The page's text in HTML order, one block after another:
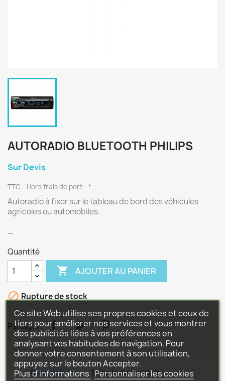
AUTORADIO BLUETOOTH PHILIPS
Sur Devis
TTC Hors frais de port *
Autoradio à fixer sur le tableau de bord des véhicules
agricoles ou automobiles.
Quantité
 AJOUTER AU PANIER
Rupture de stock
Partager
Description Détails du produit
Ce site Web utilise ses propres cookies et ceux de
tiers pour améliorer nos services et vous montrer
des publicités liées à vos préférences en
analysant vos habitudes de navigation. Pour
donner votre consentement à son utilisation,
appuyez sur le bouton Accepter.
Plus d'informations Personnaliser les cookies